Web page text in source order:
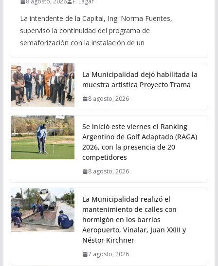
La intendente de la Capital, Ing. Norma Fuentes,
supervisó la continuidad del programa de
semaforización con la instalación de un
La Municipalidad dejó habilitada la
muestra artística Proyecto Trama
8 agosto, 2026
Se inició este viernes el Ranking
Argentino de Golf Adaptado (RAGA)
2026, con la presencia de 20
competidores
8 agosto, 2026
La Municipalidad realizó el
mantenimiento de calles con
hormigón en los barrios
Aeropuerto, Vinalar, Juan XXIII y
Néstor Kirchner
7 agosto, 2026